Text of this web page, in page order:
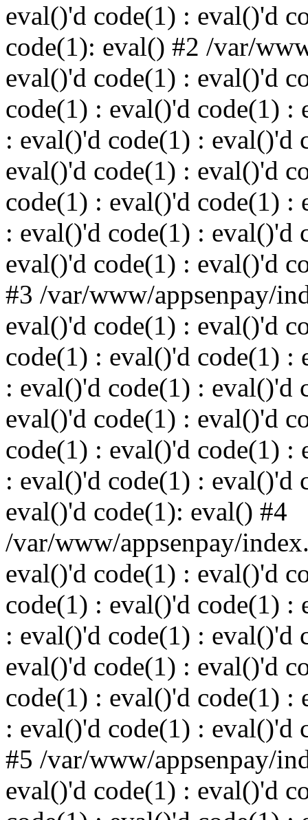
eval()'d code(1) : eval()'d
code(1): eval() #2 /var/
eval()'d code(1) : eval()'d
code(1) : eval()'d code(1) :
: eval()'d code(1) : eval()'d
eval()'d code(1) : eval()'d
code(1) : eval()'d code(1) :
: eval()'d code(1) : eval()'d
eval()'d code(1) : eval()'d
#3 /var/www/appsenpay/
eval()'d code(1) : eval()'d
code(1) : eval()'d code(1) :
: eval()'d code(1) : eval()'d
eval()'d code(1) : eval()'d
code(1) : eval()'d code(1) :
: eval()'d code(1) : eval()'d
eval()'d code(1): eval() #4
/var/www/appsenpay/
eval()'d code(1) : eval()'d
code(1) : eval()'d code(1) :
: eval()'d code(1) : eval()'d
eval()'d code(1) : eval()'d
code(1) : eval()'d code(1) :
: eval()'d code(1) : eval()'d
#5 /var/www/appsenpay/
eval()'d code(1) : eval()'d